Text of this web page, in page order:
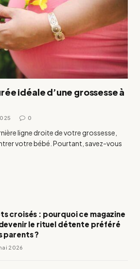
idéale d’une grossesse à
0
ligne droite de votre grossesse,
votre bébé. Pourtant, savez-vous
croisés : pourquoi ce magazine
le rituel détente préféré
parents ?
2026